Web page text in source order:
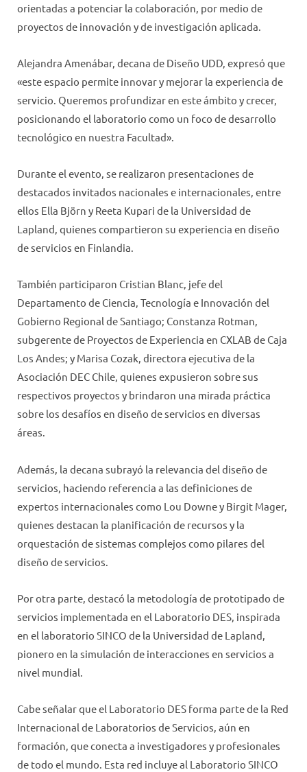
orientadas a potenciar la colaboración, por medio de
proyectos de innovación y de investigación aplicada.
Alejandra Amenábar, decana de Diseño UDD, expresó que
«este espacio permite innovar y mejorar la experiencia de
servicio. Queremos profundizar en este ámbito y crecer,
posicionando el laboratorio como un foco de desarrollo
tecnológico en nuestra Facultad».
Durante el evento, se realizaron presentaciones de
destacados invitados nacionales e internacionales, entre
ellos Ella Björn y Reeta Kupari de la Universidad de
Lapland, quienes compartieron su experiencia en diseño
de servicios en Finlandia.
También participaron Cristian Blanc, jefe del
Departamento de Ciencia, Tecnología e Innovación del
Gobierno Regional de Santiago; Constanza Rotman,
subgerente de Proyectos de Experiencia en CXLAB de Caja
Los Andes; y Marisa Cozak, directora ejecutiva de la
Asociación DEC Chile, quienes expusieron sobre sus
respectivos proyectos y brindaron una mirada práctica
sobre los desafíos en diseño de servicios en diversas
áreas.
Además, la decana subrayó la relevancia del diseño de
servicios, haciendo referencia a las definiciones de
expertos internacionales como Lou Downe y Birgit Mager,
quienes destacan la planificación de recursos y la
orquestación de sistemas complejos como pilares del
diseño de servicios.
Por otra parte, destacó la metodología de prototipado de
servicios implementada en el Laboratorio DES, inspirada
en el laboratorio SINCO de la Universidad de Lapland,
pionero en la simulación de interacciones en servicios a
nivel mundial.
Cabe señalar que el Laboratorio DES forma parte de la Red
Internacional de Laboratorios de Servicios, aún en
formación, que conecta a investigadores y profesionales
de todo el mundo. Esta red incluye al Laboratorio SINCO